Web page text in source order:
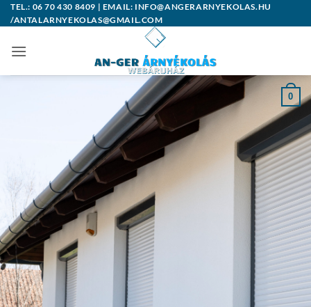
Skip
to
TEL.: 06 70 430 8409 | EMAIL: INFO@ANGERARNYEKOLAS.HU
/ANTALARNYEKOLAS@GMAIL.COM
0